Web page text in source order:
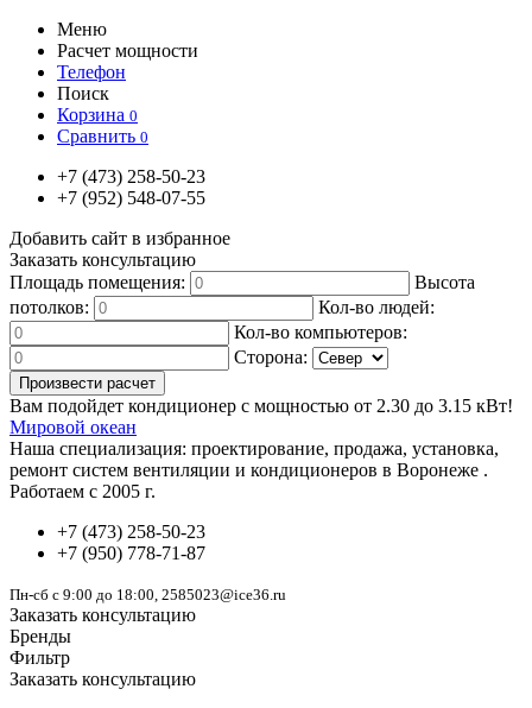
Меню
Расчет мощности
Телефон
Поиск
Корзина 0
Сравнить 0
+7 (473) 258-50-23
+7 (952) 548-07-55
Добавить сайт в избранное
Заказать консультацию
Площадь помещения:
Высота
потолков:
Кол-во людей:
Кол-во компьютеров:
Сторона:
Вам подойдет кондиционер с мощностью от 2.30 до 3.15 кВт!
Мировой океан
Наша специализация: проектирование, продажа, установка,
ремонт систем вентиляции и кондиционеров в Воронеже .
Работаем с 2005 г.
+7 (473) 258-50-23
+7 (950) 778-71-87
Пн-сб с 9:00 до 18:00, 2585023@ice36.ru
Заказать консультацию
Бренды
Фильтр
Заказать консультацию